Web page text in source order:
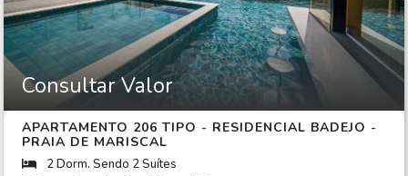
Consultar Valor
APARTAMENTO 206 TIPO - RESIDENCIAL BADEJO -
PRAIA DE MARISCAL
2 Dorm. Sendo 2 Suítes